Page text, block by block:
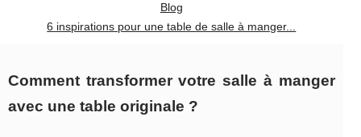
Blog
6 inspirations pour une table de salle à manger...
Comment transformer votre salle à manger
avec une table originale ?